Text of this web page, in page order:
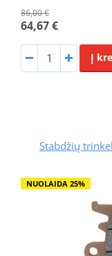
86,00 €
64,67 €
Į
Stabdžių
NUOLAIDA 25%